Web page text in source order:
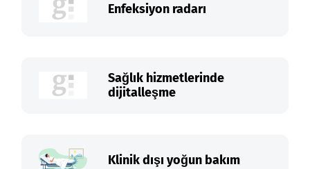
Enfeksiyon radarı
Sağlık hizmetlerinde
dijitalleşme
Klinik dışı yoğun bakım